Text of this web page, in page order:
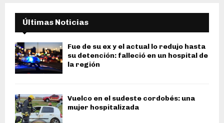
Últimas Noticias
Fue de su ex y el actual lo redujo hasta
su detención: falleció en un hospital de
la región
Vuelco en el sudeste cordobés: una
mujer hospitalizada